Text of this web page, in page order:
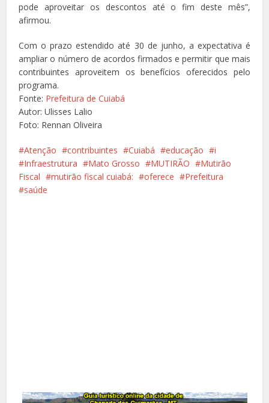
pode aproveitar os descontos até o fim deste mês”,
afirmou.
Com o prazo estendido até 30 de junho, a expectativa é
ampliar o número de acordos firmados e permitir que mais
contribuintes aproveitem os benefícios oferecidos pelo
programa.
Fonte: Prefeitura de Cuiabá
Autor: Ulisses Lalio
Foto: Rennan Oliveira
Atenção contribuintes Cuiabá educação
i
Infraestrutura
Mato Grosso MUTIRÃO
Mutirão
Fiscal
mutirão fiscal cuiabá: oferece
Prefeitura
saúde